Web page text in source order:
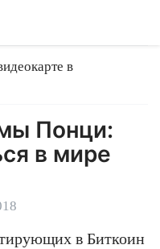
в
Понци:
в мире
в Биткоин